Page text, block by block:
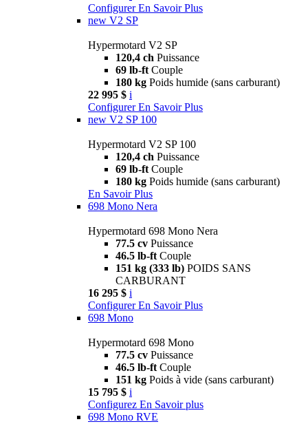
Configurer En Savoir Plus
new V2 SP
Hypermotard V2 SP
120,4 ch Puissance
69 lb-ft Couple
180 kg Poids humide (sans carburant)
22 995 $ i
Configurer En Savoir Plus
new V2 SP 100
Hypermotard V2 SP 100
120,4 ch Puissance
69 lb-ft Couple
180 kg Poids humide (sans carburant)
En Savoir Plus
698 Mono Nera
Hypermotard 698 Mono Nera
77.5 cv Puissance
46.5 lb-ft Couple
151 kg (333 lb) POIDS SANS
CARBURANT
16 295 $ i
Configurer En Savoir Plus
698 Mono
Hypermotard 698 Mono
77.5 cv Puissance
46.5 lb-ft Couple
151 kg Poids à vide (sans carburant)
15 795 $ i
Configurez En Savoir plus
698 Mono RVE